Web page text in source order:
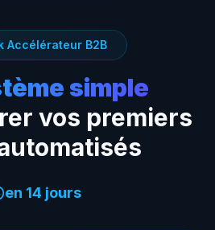
Accélérateur B2B
simple
vos premiers
en 14 jours